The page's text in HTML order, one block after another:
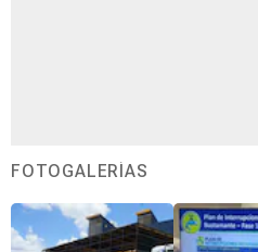
FOTOGALERÍAS